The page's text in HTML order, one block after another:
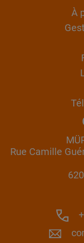
À
Rue Camille